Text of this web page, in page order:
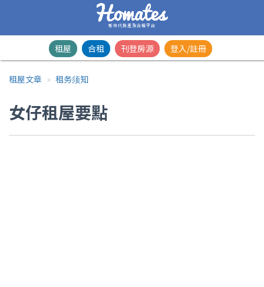
新世代房產及合租平台
租屋 合租 刊登房源 登入/註冊
租屋文章 租务须知
女仔租屋要點